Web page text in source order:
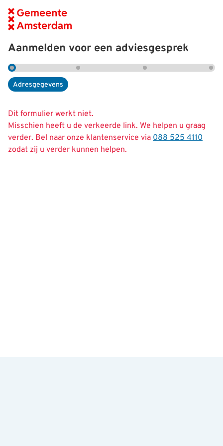
Aanmelden voor een adviesgesprek
Huidige stap
Adresgegevens
Dit formulier werkt niet.
Misschien heeft u de verkeerde link. We helpen u graag
verder. Bel naar onze klantenservice via 088 525 4110
zodat zij u verder kunnen helpen.